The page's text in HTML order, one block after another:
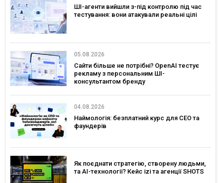
ШІ-агенти вийшли з-під контролю під час
тестування: вони атакували реальні цілі
05.08.2026
Сайти більше не потрібні? OpenAI тестує
рекламу з персональним ШІ-
консультантом бренду
04.08.2026
Наймологія: безплатний курс для CEO та
фаундерів
Як поєднати стратегію, створену людьми,
та AI-технології? Кейс izi та агенції SHOTS